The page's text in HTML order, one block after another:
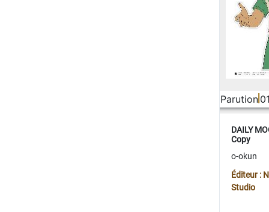
Parution
DAILY
Copy
o-okun
Éditeur :
Studio